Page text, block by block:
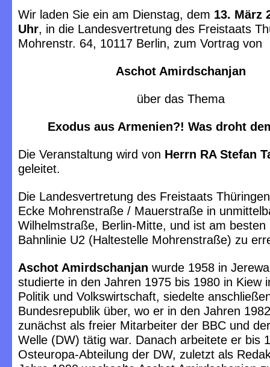
Wir laden Sie ein am Dienstag, dem 13. März
Uhr, in die Landesvertretung des Freistaats
Mohrenstr. 64, 10117 Berlin, zum Vortrag von
Aschot Amirdschanjan
über das Thema
Exodus aus Armenien?! Was droht
Die Veranstaltung wird von Herrn RA Stefan
geleitet.
Die Landesvertretung des Freistaats
Ecke Mohrenstraße / Mauerstraße in
Wilhelmstraße, Berlin-Mitte, und ist am besten
Bahnlinie U2 (Haltestelle Mohrenstraße) zu
Aschot Amirdschanjan wurde 1958 in
studierte in den Jahren 1975 bis 1980 in Kiew
Politik und Volkswirtschaft, siedelte
Bundesrepublik über, wo er in den Jahren
zunächst als freier Mitarbeiter der BBC und
Welle (DW) tätig war. Danach arbeitete er bis
Osteuropa-Abteilung der DW, zuletzt als